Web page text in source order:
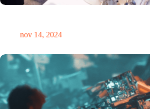
nov 14, 2024